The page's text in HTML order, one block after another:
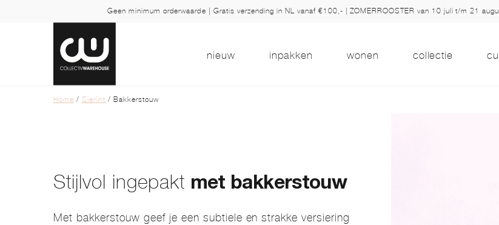
Geen minimum orderwaarde | Gratis verzending in NL vanaf €100,- | ZOMERROOSTER van 10 juli t/m 21
nieuw inpakken wonen collectie
Home / Sierlint / Bakkerstouw
Stijlvol ingepakt met bakkerstouw
Met bakkerstouw geef je een subtiele en strakke versiering